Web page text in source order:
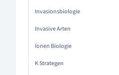
Invasionsbiologie
Invasive Arten
Ionen Biologie
K Strategen